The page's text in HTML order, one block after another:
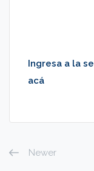
Ingresa a la
acá
Newer